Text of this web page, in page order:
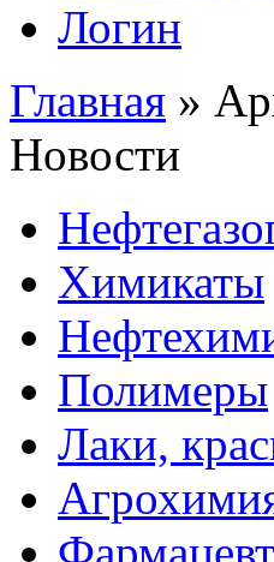
Логин
Главная »
Новости
Химикаты
Полимеры
Лаки,